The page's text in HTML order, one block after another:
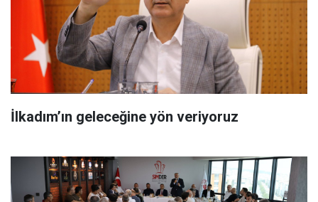
İlkadım’ın geleceğine yön veriyoruz